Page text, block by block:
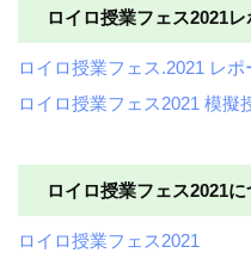
ロイロ授業フェス2021
ロイロ授業フェス.2021 レポ
ロイロ授業フェス2021 模擬
ロイロ授業フェス2021に
ロイロ授業フェス2021